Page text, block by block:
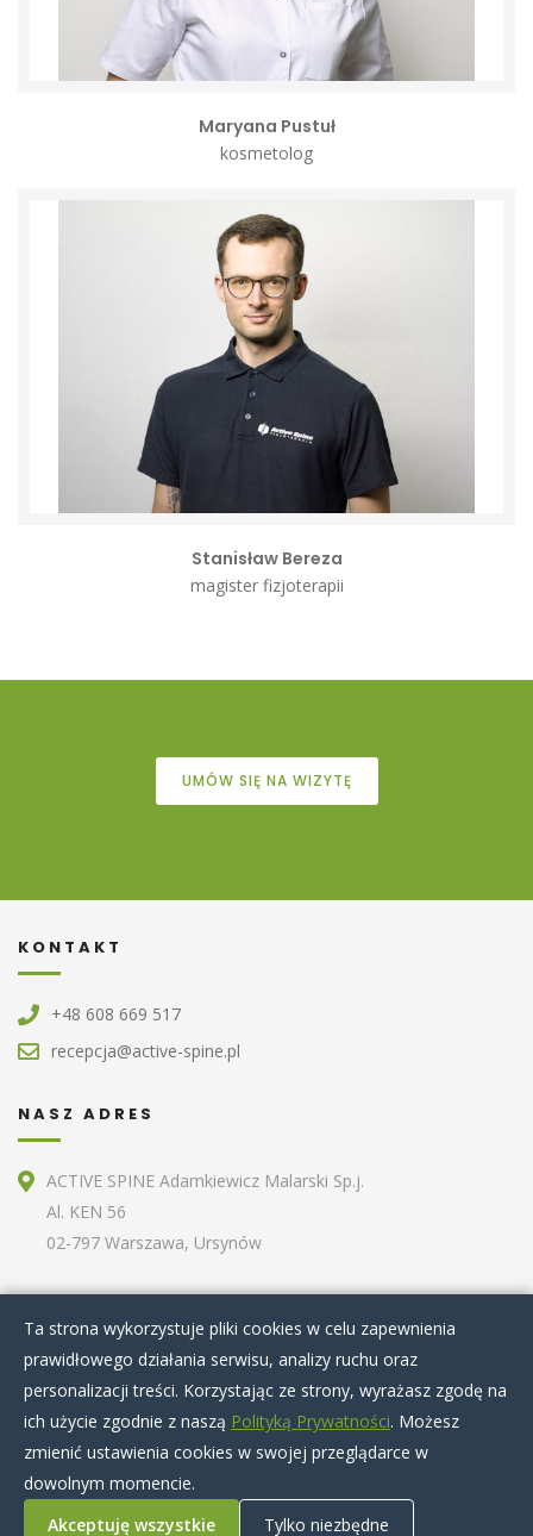
Maryana Pustuł
kosmetolog
Stanisław Bereza
magister fizjoterapii
UMÓW SIĘ NA WIZYTĘ
KONTAKT
+48 608 669 517
recepcja@active-spine.pl
NASZ ADRES
ACTIVE SPINE Adamkiewicz Malarski Sp.j.
Al. KEN 56
02-797 Warszawa, Ursynów
O nas
Terapie specjalistyczne
Zabiegi kosmetyczne
Artykuły
Nasz zespół
Cennik
Kontakt
Ta strona wykorzystuje pliki cookies w celu zapewnienia
prawidłowego działania serwisu, analizy ruchu oraz
personalizacji treści. Korzystając ze strony, wyrażasz zgodę na
ich użycie zgodnie z naszą Polityką Prywatności. Możesz
zmienić ustawienia cookies w swojej przeglądarce w
dowolnym momencie.
Akceptuję wszystkie
Tylko niezbędne